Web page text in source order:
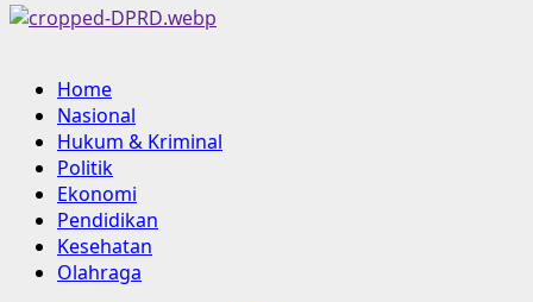
Primary
Menu
Home
Nasional
Hukum & Kriminal
Politik
Ekonomi
Pendidikan
Kesehatan
Olahraga